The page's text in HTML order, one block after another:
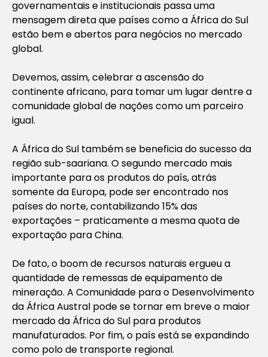
governamentais e institucionais passa uma
mensagem direta que países como a África do Sul
estão bem e abertos para negócios no mercado
global.
Devemos, assim, celebrar a ascensão do
continente africano, para tomar um lugar dentre a
comunidade global de nações como um parceiro
igual.
A África do Sul também se beneficia do sucesso da
região sub-saariana. O segundo mercado mais
importante para os produtos do país, atrás
somente da Europa, pode ser encontrado nos
países do norte, contabilizando 15% das
exportações – praticamente a mesma quota de
exportação para China.
De fato, o boom de recursos naturais ergueu a
quantidade de remessas de equipamento de
mineração. A Comunidade para o Desenvolvimento
da África Austral pode se tornar em breve o maior
mercado da África do Sul para produtos
manufaturados. Por fim, o país está se expandindo
como polo de transporte regional.